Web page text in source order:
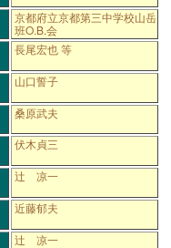
京都府立京都第三中学校山岳
班O.B.会
長尾宏也 等
山口誓子
桑原武夫
伏木貞三
辻 凉一
近藤郁夫
辻 凉一